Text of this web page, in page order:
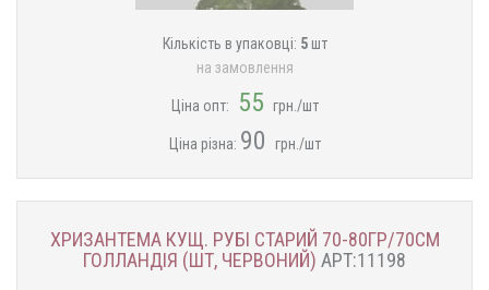
Кількість в упаковці: 5шт
на замовлення
Ціна опт: 55 грн./шт
Ціна різна: 90 грн./шт
ХРИЗАНТЕМА КУЩ. РУБІ СТАРИЙ 70-80ГР/70СМ
ГОЛЛАНДІЯ (ШТ, ЧЕРВОНИЙ) АРТ:11198